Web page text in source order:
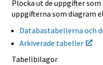
Plocka ut de uppgifter
uppgifterna som diagram
Databastabellerna och
Arkiverade tabeller
Tabellbilagor